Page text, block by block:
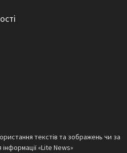
текстів та зображень чи за
«Lite News»